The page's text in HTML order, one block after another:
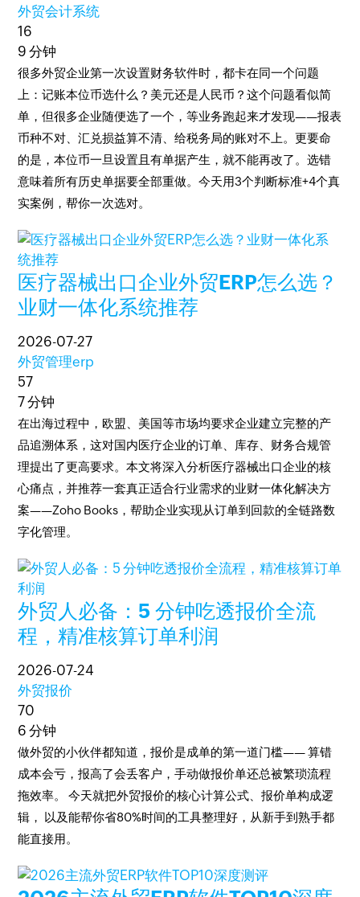
外贸会计系统
16
9 分钟
很多外贸企业第一次设置财务软件时，都卡在同一个问题
上：记账本位币选什么？美元还是人民币？这个问题看似简
单，但很多企业随便选了一个，等业务跑起来才发现——报表
币种不对、汇兑损益算不清、给税务局的账对不上。更要命
的是，本位币一旦设置且有单据产生，就不能再改了。选错
意味着所有历史单据要全部重做。今天用3个判断标准+4个真
实案例，帮你一次选对。
医疗器械出口企业外贸ERP怎么选？
业财一体化系统推荐
2026-07-27
外贸管理erp
57
7 分钟
在出海过程中，欧盟、美国等市场均要求企业建立完整的产
品追溯体系，这对国内医疗企业的订单、库存、财务合规管
理提出了更高要求。本文将深入分析医疗器械出口企业的核
心痛点，并推荐一套真正适合行业需求的业财一体化解决方
案——Zoho Books，帮助企业实现从订单到回款的全链路数
字化管理。
外贸人必备：5 分钟吃透报价全流
程，精准核算订单利润
2026-07-24
外贸报价
70
6 分钟
做外贸的小伙伴都知道，报价是成单的第一道门槛—— 算错
成本会亏，报高了会丢客户，手动做报价单还总被繁琐流程
拖效率。 今天就把外贸报价的核心计算公式、报价单构成逻
辑， 以及能帮你省80%时间的工具整理好，从新手到熟手都
能直接用。